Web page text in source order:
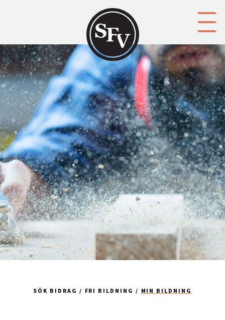
SÖK BIDRAG FRI BILDNING MIN BILDNING